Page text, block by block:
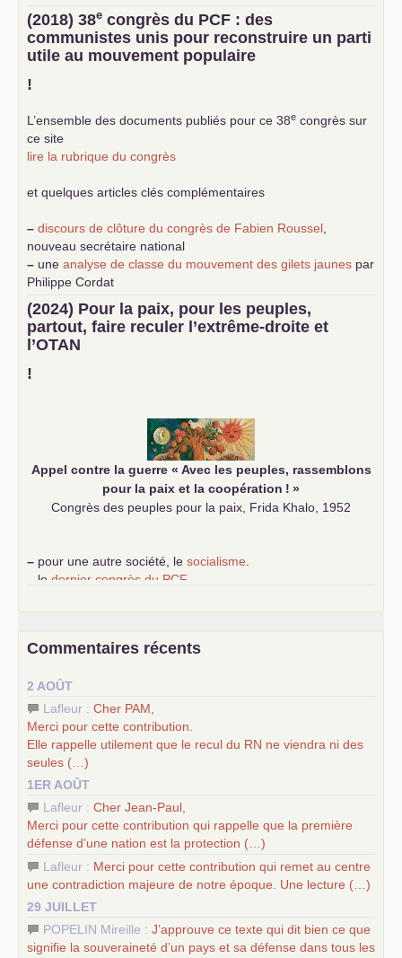
(2018) 38e congrès du PCF : des
communistes unis pour reconstruire un parti
utile au mouvement populaire
!
L’ensemble des documents publiés pour ce 38e congrès sur
ce site
lire la rubrique du congrès
et quelques articles clés complémentaires
– discours de clôture du congrès de Fabien Roussel
nouveau secrétaire national
– une analyse de classe du mouvement des gilets jaunes par
Philippe Cordat
–
un texte de Jean-Claude Delaunay
le marxisme est la
science sociale de notre temps
–un appel proposé aux partis communistes et ouvrier
d’Europe
–
(2024) Pour la paix, pour les peuples,
partout, faire reculer l’extrême-droite et
l’OTAN
!
Appel contre la guerre « Avec les peuples, rassemblons
pour la paix et la coopération ! »
Congrès des peuples pour la paix, Frida Khalo, 1952
– pour une autre société, le socialisme
le dernier congrès du PCF
science sociale de notre temps
d’Europe
–lescinq chantiers pour contribuer au débat sur le projet
communiste
Commentaires récents
2 AOÛT
Lafleur : Cher PAM
Merci pour cette contribution.
Elle rappelle utilement que le recul du RN ne viendra ni des
seules (…)
1ER AOÛT
Lafleur : Cher Jean-Paul,
Merci pour cette contribution qui rappelle que la première
défense d’une nation est la protection (…)
Lafleur : Merci pour cette contribution qui remet au centre
une contradiction majeure de notre époque. Une lecture (…)
29 JUILLET
POPELIN Mireille : J’approuve ce texte qui dit bien ce que
signifie la souveraineté d’un pays et sa défense dans tous les